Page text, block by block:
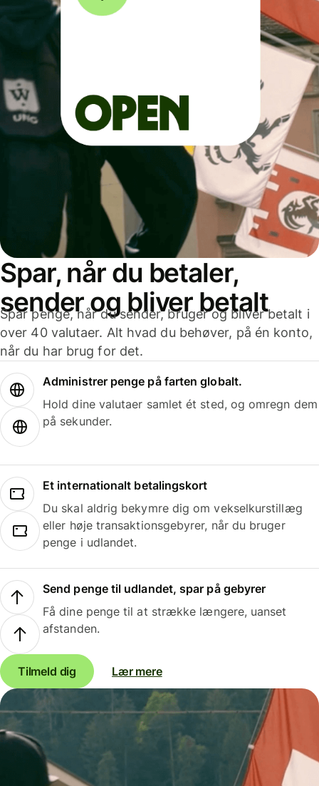
Spar, når du betaler,
sender og bliver betalt
Spar penge, når du sender, bruger og bliver betalt i
over 40 valutaer. Alt hvad du behøver, på én konto,
når du har brug for det.
Administrer penge på farten globalt.
Hold dine valutaer samlet ét sted, og omregn dem
på sekunder.
Et internationalt betalingskort
Du skal aldrig bekymre dig om vekselkurstillæg
eller høje transaktionsgebyrer, når du bruger
penge i udlandet.
Send penge til udlandet, spar på gebyrer
Få dine penge til at strække længere, uanset
afstanden.
Tilmeld dig Lær mere